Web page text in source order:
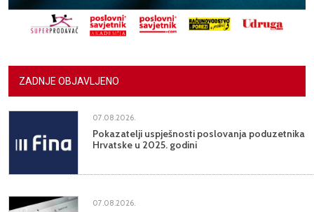
ZADNJE OBJAVLJENO
07.08.2026.
Pokazatelji uspješnosti poslovanja poduzetnika
Hrvatske u 2025. godini
07.08.2026.